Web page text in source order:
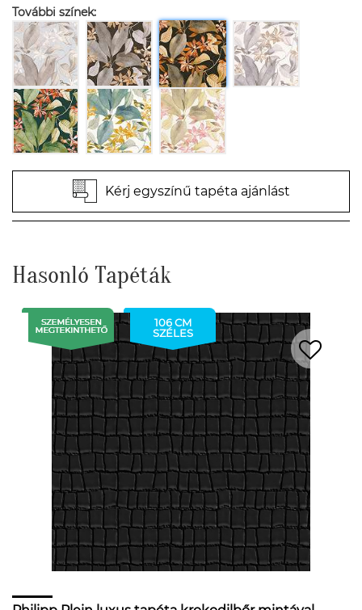
További színek:
Kérj egyszínű tapéta ajánlást
Hasonló Tapéták
106 CM
SZÉLES